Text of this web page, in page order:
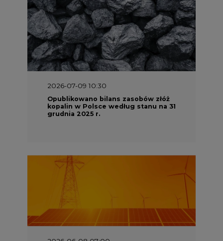
2026-07-09 10:30
Opublikowano bilans zasobów złóż
kopalin w Polsce według stanu na 31
grudnia 2025 r.